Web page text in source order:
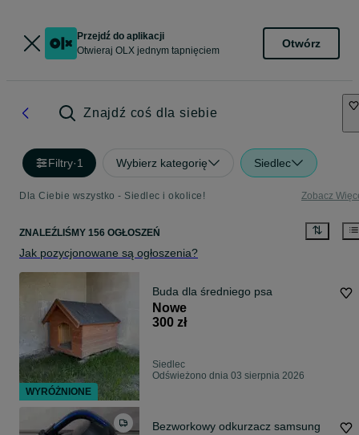
Przejdź do aplikacji
Otwieraj OLX jednym tapnięciem
Otwórz
Znajdź coś dla siebie
Filtry·1 Wybierz kategorię Siedlec
Dla Ciebie wszystko - Siedlec i okolice! Zobacz
ZNALEŹLIŚMY 156 OGŁOSZEŃ
Jak pozycjonowane są ogłoszenia?
Buda dla średniego psa
Nowe
300 zł
Siedlec
Odświeżono dnia 03 sierpnia 2026
Bezworkowy odkurzacz samsung
WYRÓŻNIONE